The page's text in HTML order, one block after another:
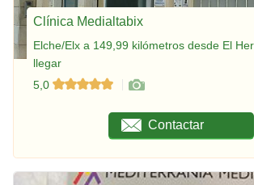
Clínica Medialtabix
Elche/Elx a 149,99 kilómetros desde El
llegar
5,0
Contactar